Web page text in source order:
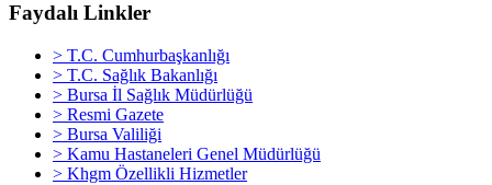
Faydalı Linkler
> T.C. Cumhurbaşkanlığı
> T.C. Sağlık Bakanlığı
> Bursa İl Sağlık Müdürlüğü
> Resmi Gazete
> Bursa Valiliği
> Kamu Hastaneleri Genel Müdürlüğü
> Khgm Özellikli Hizmetler